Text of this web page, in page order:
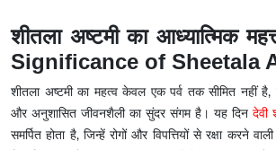
शीतला अष्टमी का आध्यात्मिक
Significance of Sheetala
शीतला अष्टमी का महत्व केवल एक पर्व तक सीमित नहीं
और अनुशासित जीवनशैली का सुंदर संगम है। यह दिन देवी
समर्पित होता है, जिन्हें रोगों और विपत्तियों से रक्षा करने